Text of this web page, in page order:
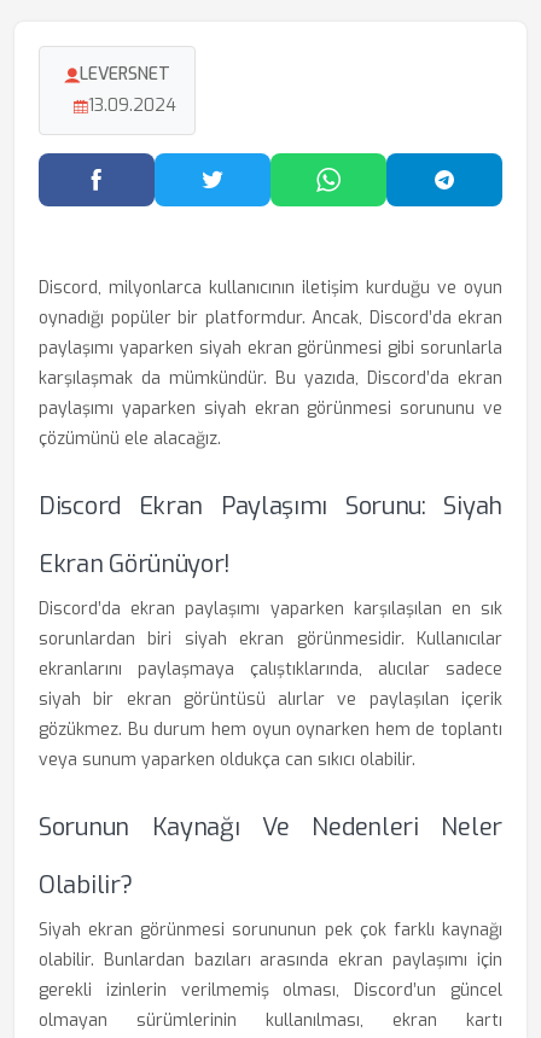
LEVERSNET
13.09.2024
Facebook'ta PaylaşTwitter'da PaylaşWhatsApp'ta Paylaş
Discord, milyonlarca kullanıcının iletişim kurduğu ve oyun
oynadığı popüler bir platformdur. Ancak, Discord’da ekran
paylaşımı yaparken siyah ekran görünmesi gibi sorunlarla
karşılaşmak da mümkündür. Bu yazıda, Discord’da ekran
paylaşımı yaparken siyah ekran görünmesi sorununu ve
çözümünü ele alacağız.
Discord Ekran Paylaşımı Sorunu: Siyah
Ekran Görünüyor!
Discord’da ekran paylaşımı yaparken karşılaşılan en sık
sorunlardan biri siyah ekran görünmesidir. Kullanıcılar
ekranlarını paylaşmaya çalıştıklarında, alıcılar sadece
siyah bir ekran görüntüsü alırlar ve paylaşılan içerik
gözükmez. Bu durum hem oyun oynarken hem de toplantı
veya sunum yaparken oldukça can sıkıcı olabilir.
Sorunun Kaynağı Ve Nedenleri Neler
Olabilir?
Siyah ekran görünmesi sorununun pek çok farklı kaynağı
olabilir. Bunlardan bazıları arasında ekran paylaşımı için
gerekli izinlerin verilmemiş olması, Discord’un güncel
olmayan sürümlerinin kullanılması, ekran kartı